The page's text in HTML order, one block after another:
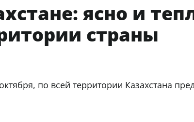
ясно и
страны
по всей территории Казахстана